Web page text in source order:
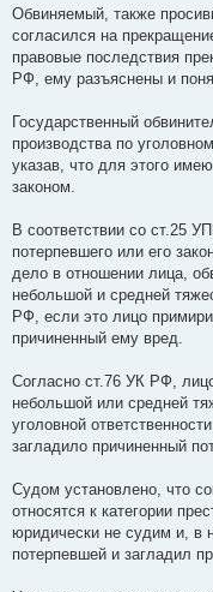
Обвиняемый, также
согласился на
правовые последствия
РФ, ему разъяснены и
Государственный
производства по
указав, что для этого
законом.
В соответствии со ст.25
потерпевшего или его
дело в отношении лица,
небольшой и средней
РФ, если это лицо
причиненный ему вред.
Согласно ст.76 УК РФ,
небольшой или средней
уголовной
загладило причиненный
Судом установлено, что
относятся к категории
юридически не судим и, в
потерпевшей и загладил